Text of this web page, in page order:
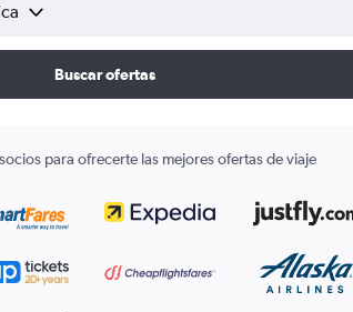
Buscar ofertas
para ofrecerte las mejores ofertas de viaje